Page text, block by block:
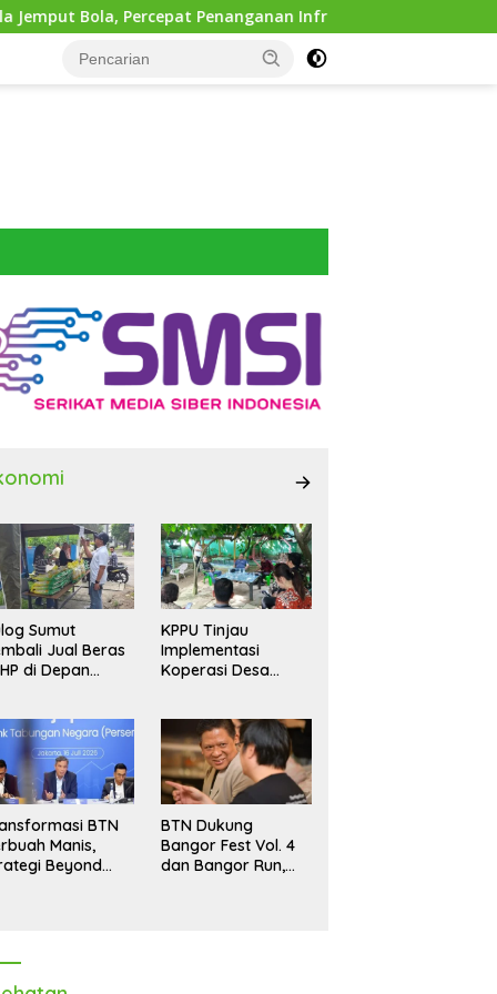
Penanganan Infrastruktur hingga Tingkat Kecamatan
Sumut
Jual Beras
di Depan
Akhir Tahun
KPPU Tinjau
Implementasi
Koperasi Desa
BTN
Manis,
Beyond
BTN Dukung
Bangor Fest Vol. 4
dan Bangor Run,